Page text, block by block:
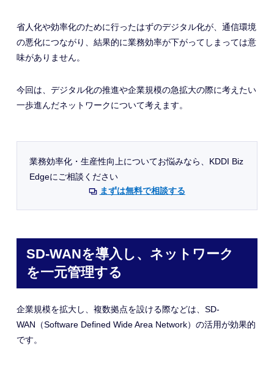
省人化や効率化のために行ったはずのデジタル化が、通信環境
の悪化につながり、結果的に業務効率が下がってしまっては意
味がありません。
今回は、デジタル化の推進や企業規模の急拡大の際に考えたい
一歩進んだネットワークについて考えます。
業務効率化・生産性向上についてお悩みなら、KDDI Biz
Edgeにご相談ください
まずは無料で相談する
SD-WANを導入し、ネットワーク
を一元管理する
企業規模を拡大し、複数拠点を設ける際などは、SD-
WAN（Software Defined Wide Area Network）の活用が効果的
です。